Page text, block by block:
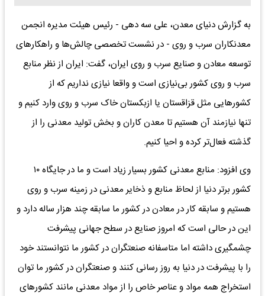
به گزارش دنیای معدن، علی سه دهی - رئیس هیئت مدیره انجمن
معدنکاران سرب و روی - در نشست تخصصی چالش‌ها و راهکارهای
توسعه معادن و صنایع سرب و روی ایران، گفت: ایران از نظر منابع
سرب و روی کشور بی‌نیازی است و واقعا نیازی نداریم که از
کشورهایی مثل قزاقستان یا ازبکستان خاک سرب و روی وارد کنیم و
تنها نیازمند آن هستیم تا معدن کاران و بخش تولید معدنی را از
گذشته فعال‌تر کرده و احیا کنیم.
وی افزود: منابع معدنی کشور بسیار زیاد است و ما در جایگاه ۱۰
کشور برتر دنیا از لحاظ منابع و ذخایر معدنی در زمینه سرب و روی
هستیم و سابقه کار در معادن در کشور ما سابقه چند هزار ساله دارد و
این در حالی است که امروز صنایع در سطح جهانی پیشرفت
چشمگیری داشته اما متاسفانه صنعتگران در کشور ما نتوانستند خود
را با پیشرفت در دنیا به روز رسانی کنند و صنعتگران در کشور ما توان
استخراج همه مواد و عناصر خاص را از مواد معدنی مانند کشورهای